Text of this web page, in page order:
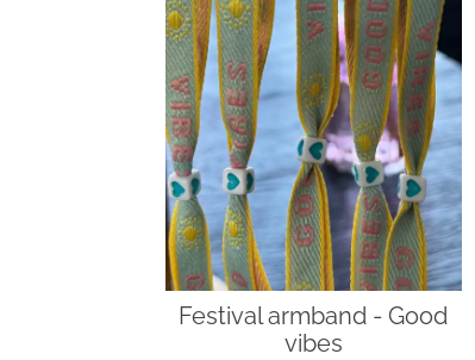
Festival armband - Good
vibes